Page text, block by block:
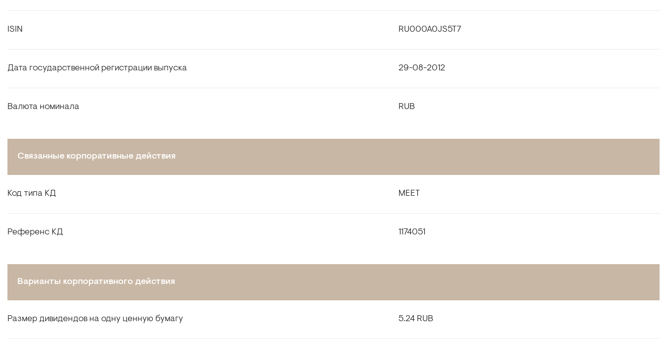
ISIN RU000A0JS5T7
Дата государственной регистрации выпуска 29-08-2012
Валюта номинала RUB
Связанные корпоративные действия
Код типа КД MEET
Референс КД 1174051
Варианты корпоративного действия
Размер дивидендов на одну ценную бумагу 5.24 RUB